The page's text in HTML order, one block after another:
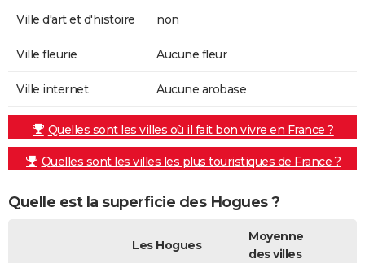
Ville d'art et d'histoire non
Ville fleurie Aucune fleur
Ville internet Aucune arobase
Quelles sont les villes où il fait bon vivre en France ?
Quelles sont les villes les plus touristiques de France ?
Quelle est la superficie des Hogues ?
Les Hogues
Moyenne
des villes